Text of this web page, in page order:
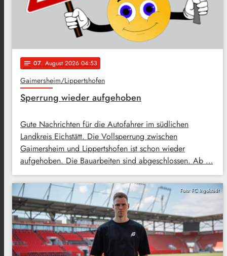
notes 07. August 2026 04:53
Gaimersheim/Lippertshofen
Sperrung wieder aufgehoben
Gute Nachrichten für die Autofahrer im südlichen
Landkreis Eichstätt. Die Vollsperrung zwischen
Gaimersheim und Lippertshofen ist schon wieder
aufgehoben. Die Bauarbeiten sind abgeschlossen. Ab …
Foto: FC Ingolstadt